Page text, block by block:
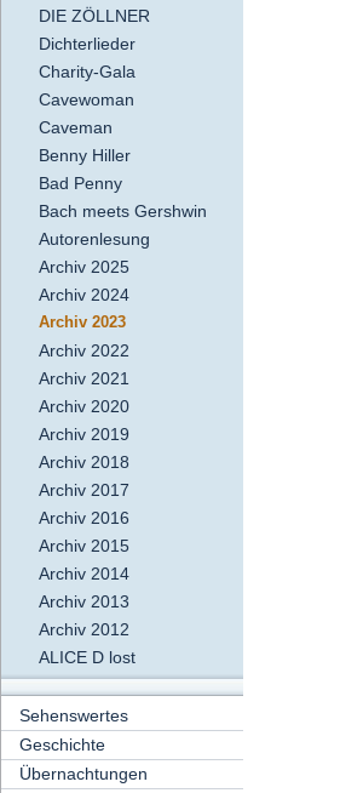
DIE ZÖLLNER
Dichterlieder
Charity-Gala
Cavewoman
Caveman
Benny Hiller
Bad Penny
Bach meets Gershwin
Autorenlesung
Archiv 2025
Archiv 2024
Archiv 2023
Archiv 2022
Archiv 2021
Archiv 2020
Archiv 2019
Archiv 2018
Archiv 2017
Archiv 2016
Archiv 2015
Archiv 2014
Archiv 2013
Archiv 2012
ALICE D lost
Sehenswertes
Geschichte
Übernachtungen